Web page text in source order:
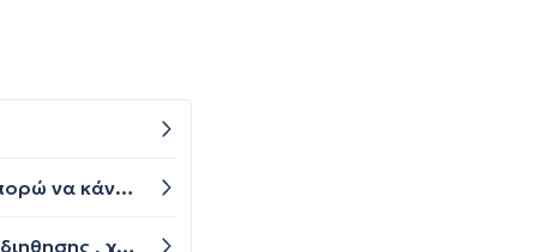
Έχω κάνει lasik εδώ και 17 μήνες και έχω ξηροφθαλμία schirmer test δακρύων μόνο 6. Βάζω κυκλοσπορίνη. Μπορώ να κάνω botox για τις ρυτίδες ή υπάρχει περίπτωση να επιδεινωθεί η ξηροφθαλμία; Σε ποια σημεία δεν πρέπει να κάνω; Ευχαριστώ πολύ!
Καλησπέρα σας. Θα ήθελα να ρωτήσω σε υπέρηχο άνω και κάτω κοιλίας βρέθηκε το ηπαρ με εικονα λιπωδης διηθησης , χωρις εστιακες βλαβες και τα υπόλοιπα φυσιολογικά. Είναι κάτι ανησυχητικό; 40 χρονών και δεν πίνω καθόλου. Όλες οι αιματος γι το συκώτι είναι φυσιολογικες.